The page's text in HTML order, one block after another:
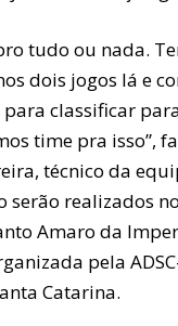
tudo ou nada.
dois jogos lá e
para classificar
time pra isso”,
técnico da
serão realizados
Amaro da
pela
Catarina.